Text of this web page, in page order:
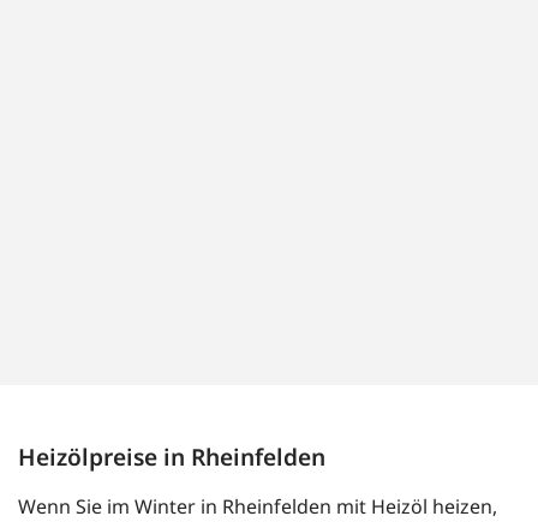
Heizölpreise in Rheinfelden
Wenn Sie im Winter in Rheinfelden mit Heizöl heizen,